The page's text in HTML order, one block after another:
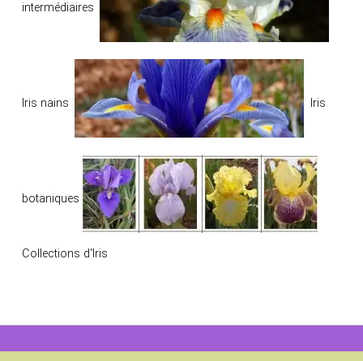
intermédiaires
Iris nains Iris
botaniques
Collections d'Iris